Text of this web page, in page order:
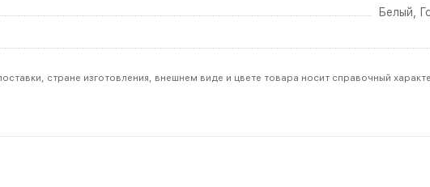
Белый
стране изготовления, внешнем виде и цвете товара носит справочный